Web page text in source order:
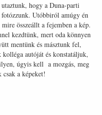
hogy a Duna-parti
Utóbbiról amúgy én
összeállt a fejemben a kép.
kezdtünk, mert oda könnyen
mentünk és másztunk fel,
autóját és konstatáljuk,
úgyis kell a mozgás, meg
a képeket!